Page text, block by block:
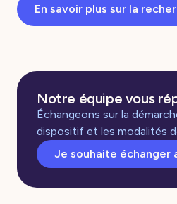
En savoir plus sur la
Notre équipe vous
Échangeons sur la
dispositif et les modalités
Je souhaite échanger